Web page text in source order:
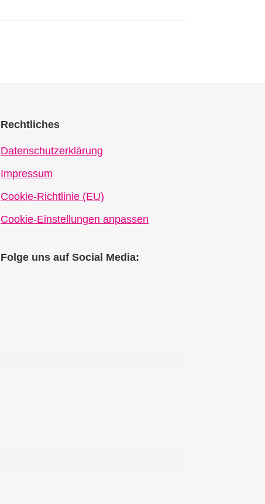
Rechtliches
Datenschutzerklärung
Impressum
Cookie-Richtlinie (EU)
Cookie-Einstellungen anpassen
Folge uns auf Social Media: